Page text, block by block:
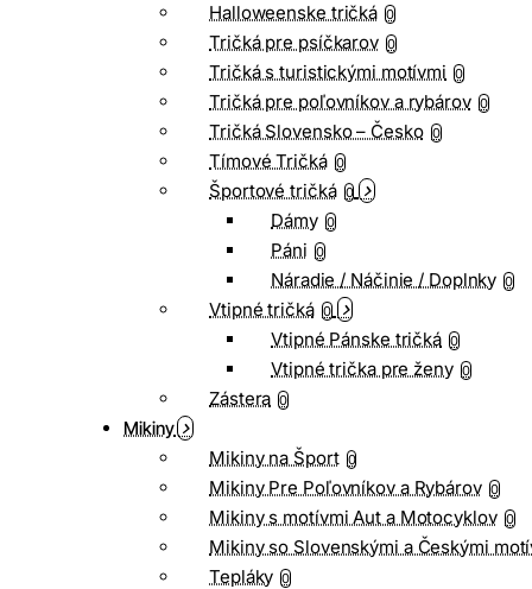
Halloweenske tričká 0
Tričká pre psíčkarov 0
Tričká s turistickými motívmi 0
Tričká pre poľovníkov a rybárov 0
Tričká Slovensko – Česko 0
Tímové Tričká 0
Športové tričká 0
Dámy 0
Páni 0
Náradie / Náčinie / Doplnky 0
Vtipné tričká 0
Vtipné Pánske tričká 0
Vtipné trička pre ženy 0
Zástera 0
Mikiny
Mikiny na Šport 0
Mikiny Pre Poľovníkov a Rybárov 0
Mikiny s motívmi Aut a Motocyklov 0
Mikiny so Slovenskými a Českými
Tepláky 0